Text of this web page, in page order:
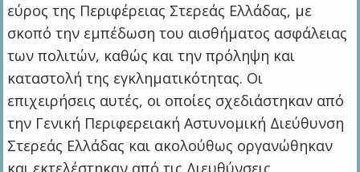
εύρος της Περιφέρειας Στερεάς Ελλάδας, με
σκοπό την εμπέδωση του αισθήματος ασφάλειας
των πολιτών, καθώς και την πρόληψη και
καταστολή της εγκληματικότητας. Οι
επιχειρήσεις αυτές, οι οποίες σχεδιάστηκαν από
την Γενική Περιφερειακή Αστυνομική Διεύθυνση
Στερεάς Ελλάδας και ακολούθως οργανώθηκαν